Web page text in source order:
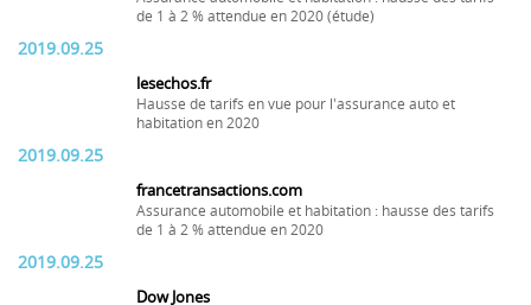
de 1 à 2 % attendue en 2020 (étude)
2019.09.25
lesechos.fr
Hausse de tarifs en vue pour l'assurance auto et
habitation en 2020
2019.09.25
francetransactions.com
Assurance automobile et habitation : hausse des tarifs
de 1 à 2 % attendue en 2020
2019.09.25
Dow Jones